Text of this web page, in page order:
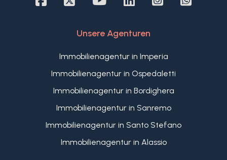
einladende Atmosphäre aus, in der jede Ecke
Charme traditioneller Landhäuser wider.
Wenn Sie die Ruhe und Harmonie eines
Dorfhauses genießen möchten, ohne auf Komfort
und Annehmlichkeiten zu verzichten, ist dieses
zum Verkauf stehende Dorfhaus Ligurien in
Unsere Agenturen
Immobilienagentur in Imperia
Immobilienagentur in Ospedaletti
Immobilienagentur in Bordighera
Immobilienagentur in Sanremo
Immobilienagentur in Santo Stefano
Immobilienagentur in Alassio